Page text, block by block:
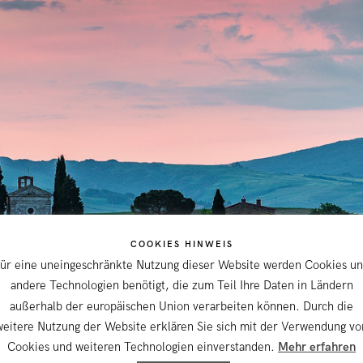
COOKIES HINWEIS
eine uneingeschränkte Nutzung dieser Website werden Cookies
andere Technologien benötigt, die zum Teil Ihre Daten in Ländern
außerhalb der europäischen Union verarbeiten können. Durch die
Nutzung der Website erklären Sie sich mit der Verwendung
Cookies und weiteren Technologien einverstanden. Mehr erfahren